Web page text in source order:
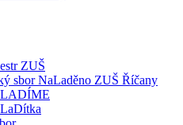
ZUŠ
sbor NaLaděno ZUŠ Říčany
LADÍME